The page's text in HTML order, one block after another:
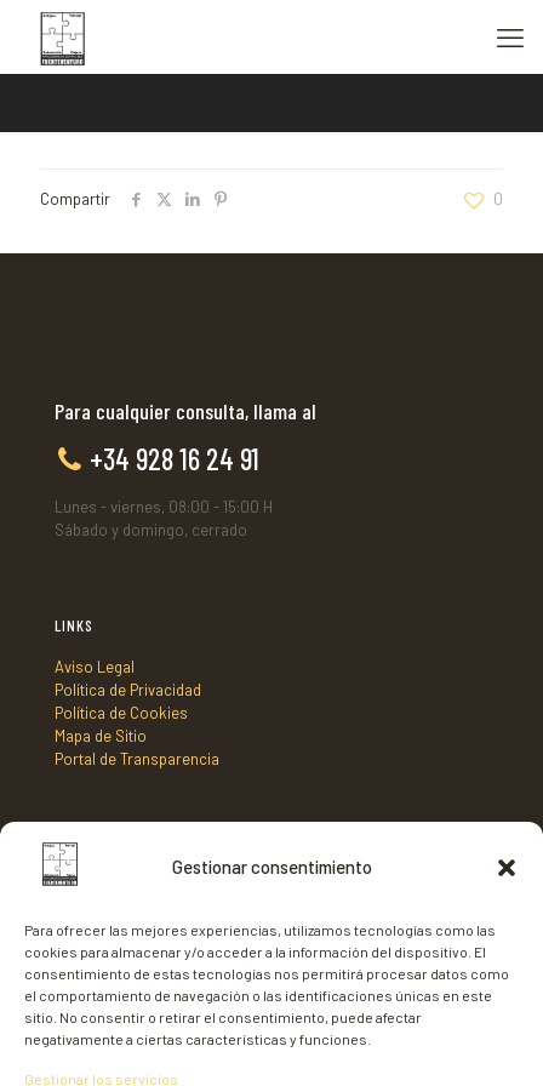
Gestionar consentimiento
Para ofrecer las mejores experiencias, utilizamos tecnologías como las
cookies para almacenar y/o acceder a la información del dispositivo. El
consentimiento de estas tecnologías nos permitirá procesar datos como
el comportamiento de navegación o las identificaciones únicas en este
sitio. No consentir o retirar el consentimiento, puede afectar
negativamente a ciertas características y funciones.
Gestionar los servicios
Compartir 0
Para cualquier consulta, llama al
+34 928 16 24 91
Lunes - viernes, 08:00 - 15:00 H
Sábado y domingo, cerrado
LINKS
Aviso Legal
Política de Privacidad
Política de Cookies
Mapa de Sitio
Portal de Transparencia
DIRECCIÓN
35620 - Gran Tarajal,
Fuerteventura